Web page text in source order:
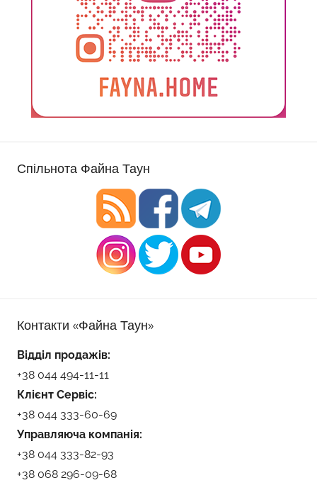
Спільнота Файна Таун
Контакти «Файна Таун»
Відділ продажів:
+38 044 494-11-11
Клієнт Сервіс:
+38 044 333-60-69
Управляюча компанія:
+38 044 333-82-93
+38 068 296-09-68